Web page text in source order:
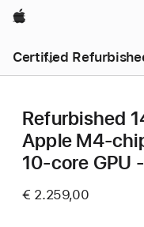
Apple
Certified
Refurbished
Apple M4-
10‑core GPU
€ 2.259,00